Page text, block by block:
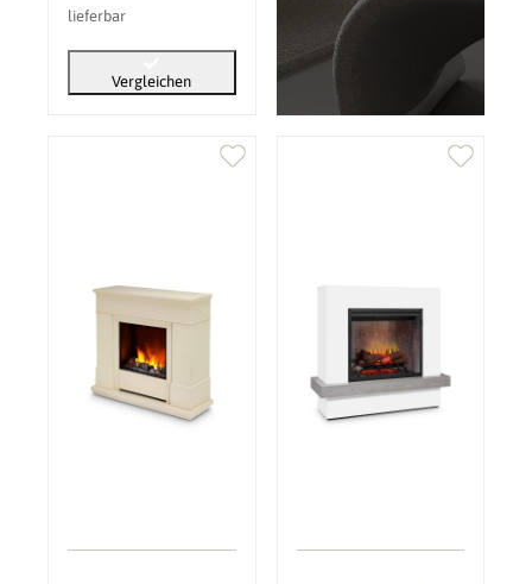
lieferbar
Vergleichen